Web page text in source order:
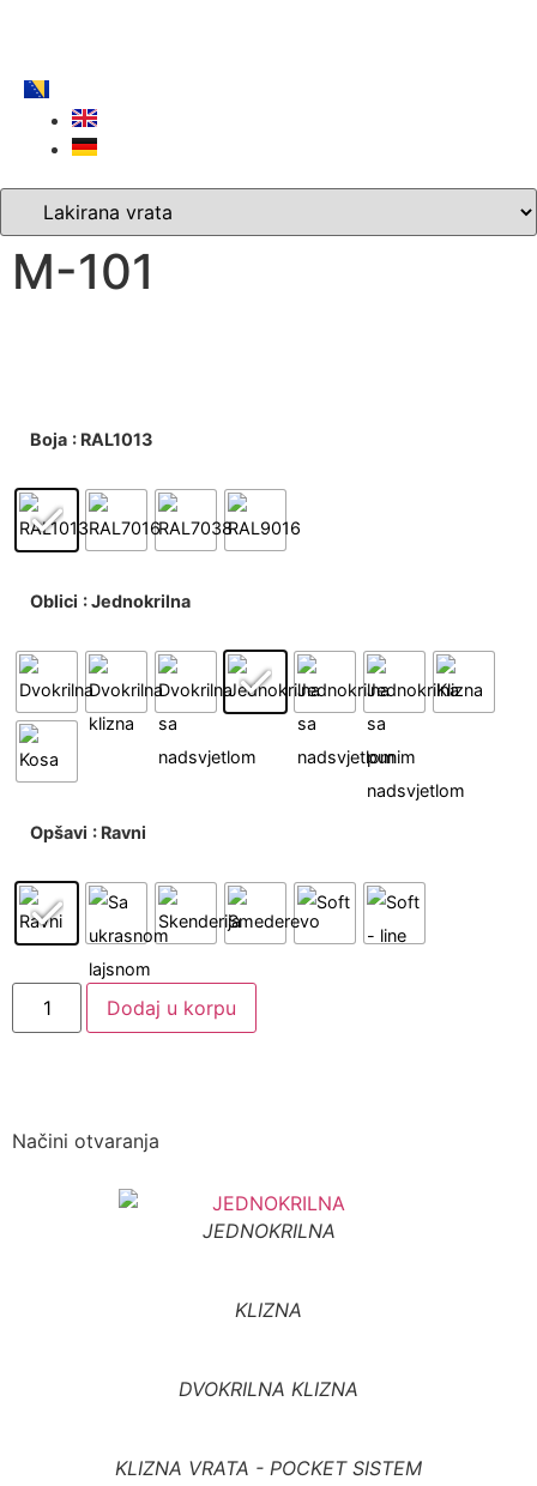
M-101
Boja : RAL1013
Oblici : Jednokrilna
Opšavi : Ravni
Dodaj u korpu
Načini otvaranja
JEDNOKRILNA
KLIZNA
DVOKRILNA KLIZNA
KLIZNA VRATA - POCKET SISTEM